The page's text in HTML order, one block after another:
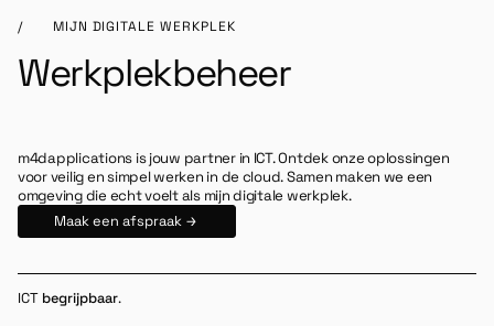
Werkplekbeheer
/ MIJN DIGITALE WERKPLEK
m4dapplications is jouw partner in ICT. Ontdek onze oplossingen
voor veilig en simpel werken in de cloud. Samen maken we een
omgeving die echt voelt als mijn digitale werkplek.
Maak een afspraak
ICT begrijpbaar.